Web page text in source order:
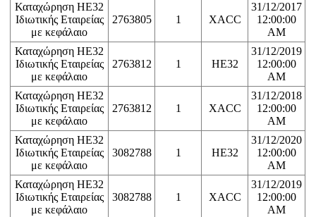
Καταχώρηση ΗΕ32
Ιδιωτικής Εταιρείας
με κεφάλαιο
2763805 1 XACC
31/12/2017
12:00:00
AM
Καταχώρηση ΗΕ32
Ιδιωτικής Εταιρείας
με κεφάλαιο
2763812 1 HE32
31/12/2019
12:00:00
AM
Καταχώρηση ΗΕ32
Ιδιωτικής Εταιρείας
με κεφάλαιο
2763812 1 XACC
31/12/2018
12:00:00
AM
Καταχώρηση ΗΕ32
Ιδιωτικής Εταιρείας
με κεφάλαιο
3082788 1 HE32
31/12/2020
12:00:00
AM
Καταχώρηση ΗΕ32
Ιδιωτικής Εταιρείας
με κεφάλαιο
3082788 1 XACC
31/12/2019
12:00:00
AM